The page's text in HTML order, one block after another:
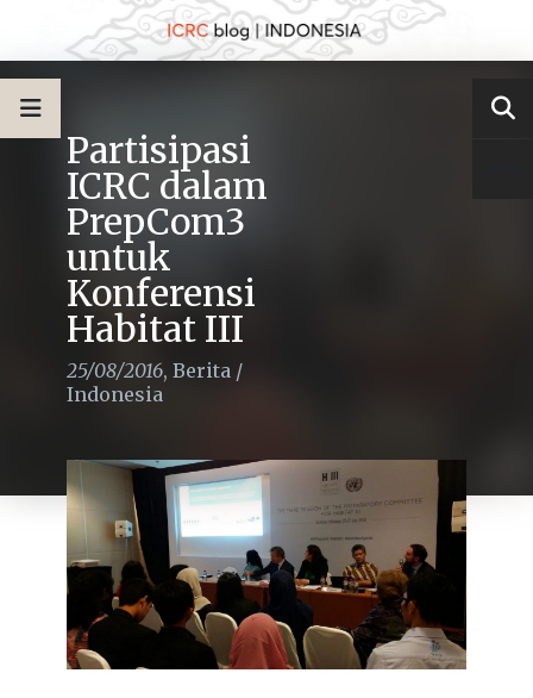
Partisipasi
ICRC dalam
PrepCom3
untuk
Konferensi
Habitat III
25/08/2016, Berita /
Indonesia